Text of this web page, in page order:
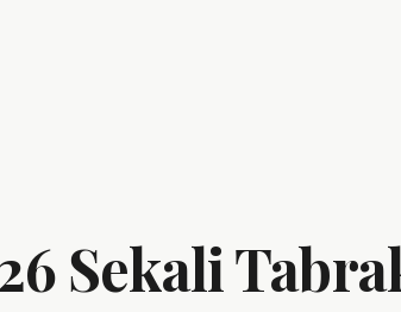
Sekali